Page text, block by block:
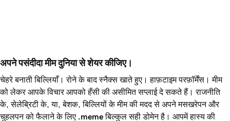
अपने पसंदीदा मीम दुनिया से शेयर कीजिए।
चेहरे बनाती बिल्लियाँ। रोने के बाद स्नैक्स खाते हुए। हाफ़टाइम परफ़ॉर्मेंस। मीम
को लेकर आपके विचार आपको हँसी की असीमित सप्लाई दे सकते हैं। राजनीति
के, सेलेब्रिटी के, या, बेशक, बिल्लियों के मीम की मदद से अपने मसखरेपन और
चुहलपन को फैलाने के लिए .memeबिल्कुल सही डोमेन है। आपमें हास्य की